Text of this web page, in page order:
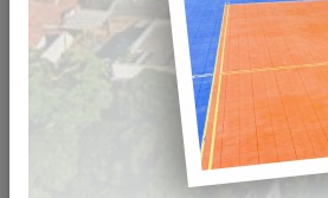
Publicado em: 22/05/2026 19:00
Compartilhar WHATSAPP